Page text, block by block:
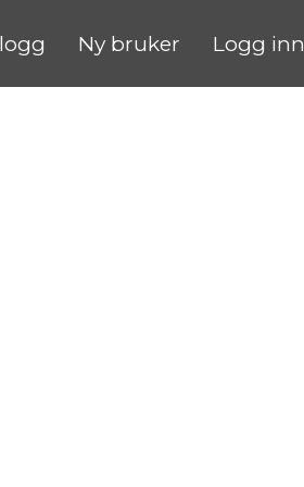
Ny bruker Logg inn